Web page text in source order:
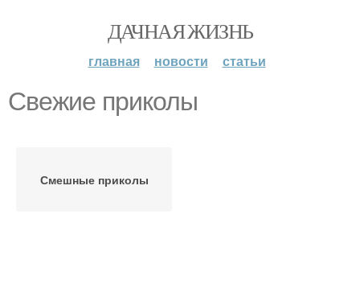
ДАЧНАЯ ЖИЗНЬ
главная новости статьи
Свежие приколы
Смешные приколы